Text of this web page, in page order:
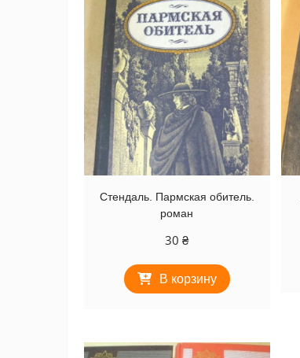
Стендаль. Пармская обитель.
роман
30₴
В корзину